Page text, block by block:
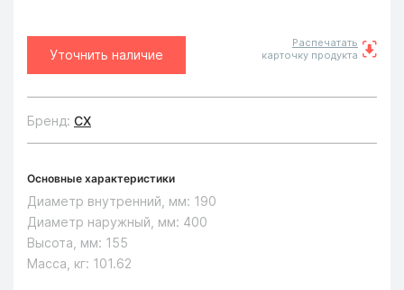
Уточнить наличие
Распечатать
карточку продукта
Бренд: CX
Основные характеристики
Диаметр внутренний, мм: 190
Диаметр наружный, мм: 400
Высота, мм: 155
Масса, кг: 101.62